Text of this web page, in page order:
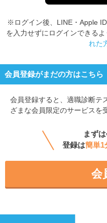
※ログイン後、LINE・Apple
を入力せずにログインできるよ
れた
会員登録がまだの方はこちら
会員登録すると、 適職診断テ
ざまな会員限定のサービスを
まず
登録は簡単1
会